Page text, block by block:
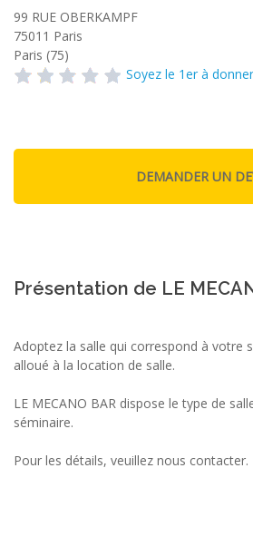
99 RUE OBERKAMPF
75011 Paris
Paris (75)
Soyez le 1er à
Présentation de LE
Adoptez la salle qui correspond à votre
alloué à la location de salle.
LE MECANO BAR dispose le type de
séminaire.
Pour les détails, veuillez nous contacter.